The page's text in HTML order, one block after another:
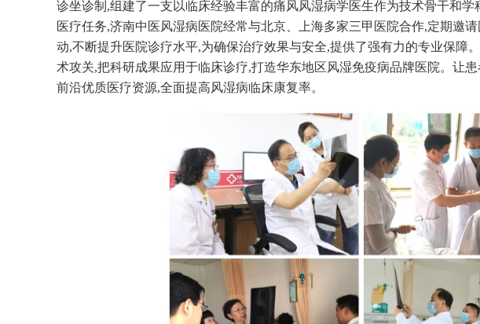
诊坐诊制,组建了一支以临床经验丰富的痛风风湿病学医生作为技术骨干和
医疗任务,济南中医风湿病医院经常与北京、上海多家三甲医院合作,定期邀
动,不断提升医院诊疗水平,为确保治疗效果与安全,提供了强有力的专业保障
术攻关,把科研成果应用于临床诊疗,打造华东地区风湿免疫病品牌医院。让
前沿优质医疗资源,全面提高风湿病临床康复率。